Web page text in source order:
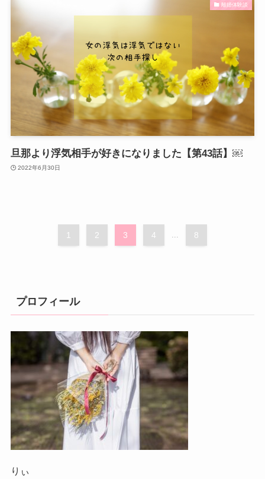
離婚体験談
旦那より浮気相手が好きになりました【第43話】￼
2022年6月30日
1 2 3 4 ... 8
プロフィール
りぃ